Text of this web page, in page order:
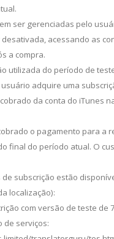
ser gerenciadas pelo
acessando as
a compra.
utilizada do período de
adquire uma
da conta do iTunes
o pagamento para a
final do período atual. O
subscrição estão
localização):
com versão de teste de
de serviços: